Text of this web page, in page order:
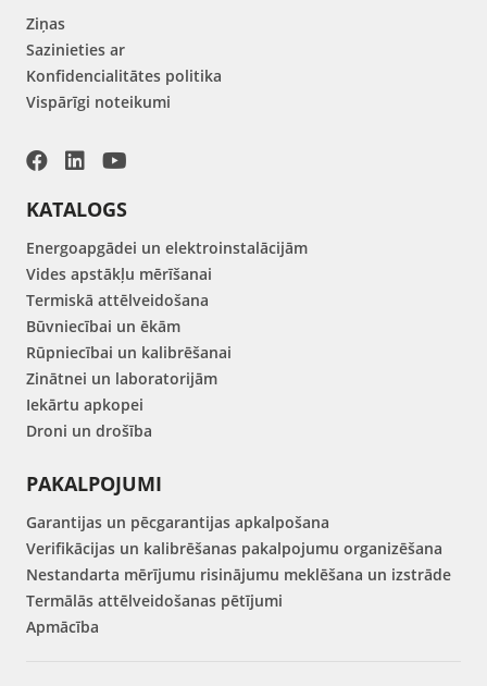
Ziņas
Sazinieties ar
Konfidencialitātes politika
Vispārīgi noteikumi
KATALOGS
Energoapgādei un elektroinstalācijām
Vides apstākļu mērīšanai
Termiskā attēlveidošana
Būvniecībai un ēkām
Rūpniecībai un kalibrēšanai
Zinātnei un laboratorijām
Iekārtu apkopei
Droni un drošība
PAKALPOJUMI
Garantijas un pēcgarantijas apkalpošana
Verifikācijas un kalibrēšanas pakalpojumu organizēšana
Nestandarta mērījumu risinājumu meklēšana un izstrāde
Termālās attēlveidošanas pētījumi
Apmācība